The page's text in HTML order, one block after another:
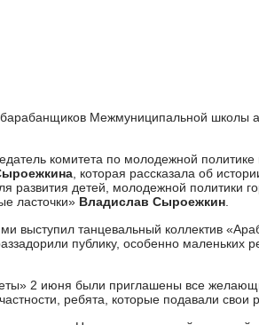
Межмуниципальной школы
комитета по молодежной
, которая рассказала об
развития детей, молодежной политики
ласточки» Владислав Сыроежкин
выступил танцевальный коллектив
публику, особенно маленьких
2 июня были приглашены все
ребята, которые подавали свои